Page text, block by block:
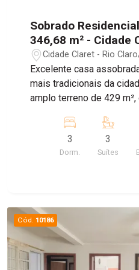
Sobrado
346,68 m² - Cidade
Claro/SP
Cidade Claret - Rio
Excelente casa
mais tradicionais da cidade! Localizada
amplo terreno de 429
sofisticados. O piso
pedra e mármore,
revestido com tacos de
aos ambientes, enquanto
revestida com pedra e
visual elegante e atemporal. Detalhes do
Piso térreo: - Garagem para 2 veículos; - Entrada
3
Dorm.
3
Suítes
Cód. 10186